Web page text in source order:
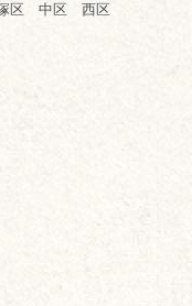
区 中区 西区